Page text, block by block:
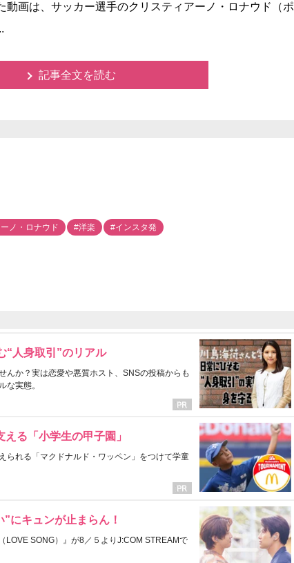
画は、サッカー選手のクリスティアーノ・ロナウド（ポ
記事全文を読む
ノ・ロナウド #洋楽 #インスタ発
“人身取引”のリアル
んか？実は恋愛や悪質ホスト、SNSの投稿からも
な実態。
る「小学生の甲子園」
られる「マクドナルド・ワッペン」をつけて学童
にキュンが止まらん！
LOVE SONG）』が8／５よりJ:COM STREAMで